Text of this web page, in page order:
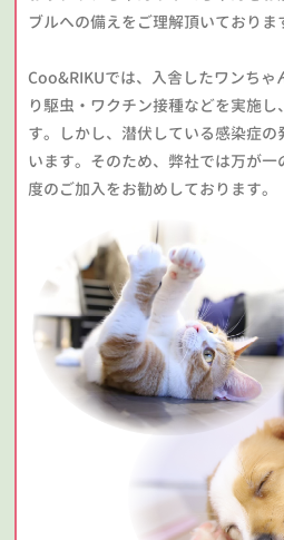
ブルへの備えをご理解頂いておりま
Coo&RIKUでは、入舎したワンちゃ
り駆虫・ワクチン接種などを実施
す。しかし、潜伏している感染症
います。そのため、弊社では万が
度のご加入をお勧めしております。